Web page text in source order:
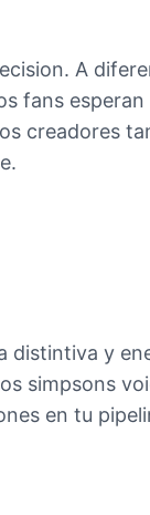
A
fans
creadores
y
simpsons
en tu